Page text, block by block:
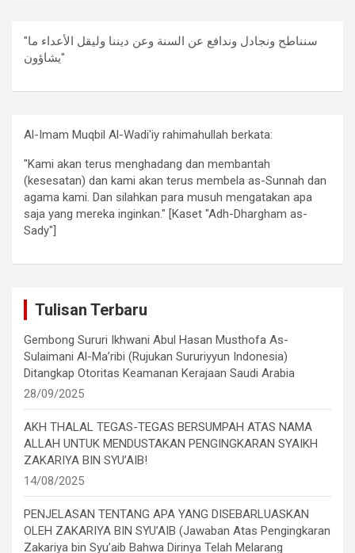
"سنناطح ونجادل وندافع عن السنة وعن ديننا وليقل الأعداء ما
يشاؤون"
Al-Imam Muqbil Al-Wadi'iy rahimahullah berkata:
"Kami akan terus menghadang dan membantah
(kesesatan) dan kami akan terus membela as-Sunnah dan
agama kami. Dan silahkan para musuh mengatakan apa
saja yang mereka inginkan." [Kaset "Adh-Dhargham as-
Sady"]
Tulisan Terbaru
Gembong Sururi Ikhwani Abul Hasan Musthofa As-
Sulaimani Al-Ma’ribi (Rujukan Sururiyyun Indonesia)
Ditangkap Otoritas Keamanan Kerajaan Saudi Arabia
28/09/2025
AKH THALAL TEGAS-TEGAS BERSUMPAH ATAS NAMA
ALLAH UNTUK MENDUSTAKAN PENGINGKARAN SYAIKH
ZAKARIYA BIN SYU’AIB!
14/08/2025
PENJELASAN TENTANG APA YANG DISEBARLUASKAN
OLEH ZAKARIYA BIN SYU’AIB (Jawaban Atas Pengingkaran
Zakariya bin Syu’aib Bahwa Dirinya Telah Melarang